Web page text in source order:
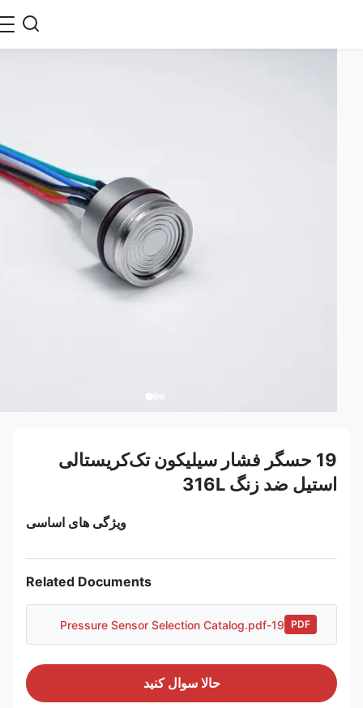
19 حسگر فشار سیلیکون تک‌کریستالی
استیل ضد زنگ 316L
ویژگی های اساسی
Related Documents
19-Pressure Sensor Selection Catalog.pdf
حالا سوال کنيد